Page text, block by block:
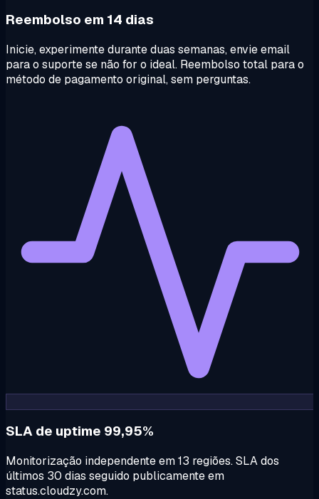
Reembolso em 14 dias
Inicie, experimente durante duas semanas, envie email
para o suporte se não for o ideal. Reembolso total para o
método de pagamento original, sem perguntas.
SLA de uptime 99,95%
Monitorização independente em 13 regiões. SLA dos
últimos 30 dias seguido publicamente em
status.cloudzy.com.